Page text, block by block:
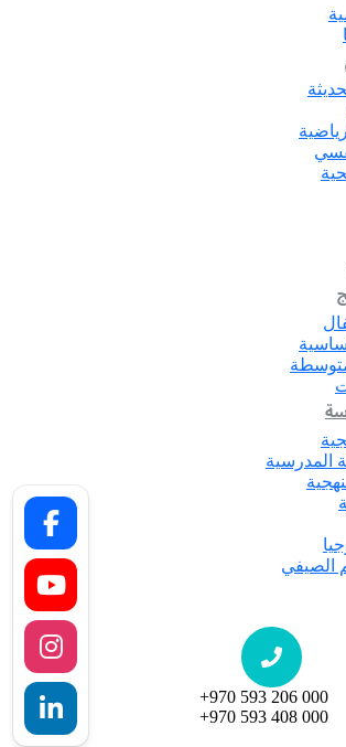
المدرسية
الصيفي
+970 593 206 000
+970 593 408 000